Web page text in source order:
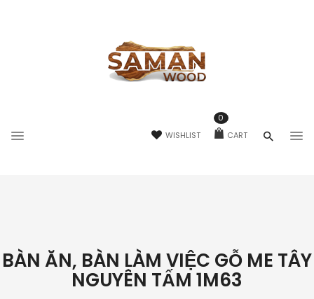
WISHLIST CART
0
BÀN ĂN, BÀN LÀM VIỆC GỖ ME TÂY
NGUYÊN TẤM 1M63